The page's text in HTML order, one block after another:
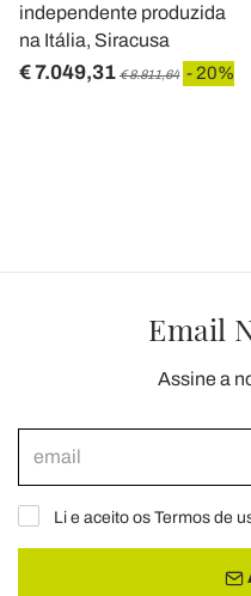
independente produzida
na Itália, Siracusa
€ 7.049,31 € 8.811,64 - 20%
Email
Assine a
Li e aceito os Termos de